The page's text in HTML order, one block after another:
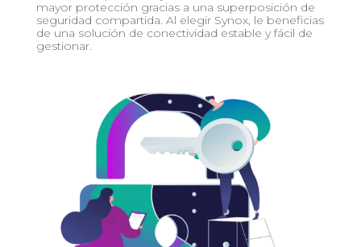
mayor protección gracias a una superposición de
seguridad compartida. Al elegir Synox, le beneficias
de una solución de conectividad estable y fácil de
gestionar.